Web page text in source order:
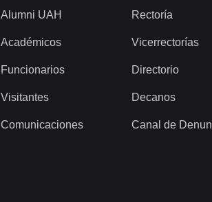
Alumni UAH
Académicos
Funcionarios
Visitantes
Comunicaciones
Rectoría
Vicerrectorías
Directorio
Decanos
Canal de